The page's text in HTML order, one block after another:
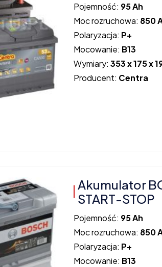
Pojemność: 95 Ah
Moc rozruchowa: 850
Polaryzacja: P+
Mocowanie: B13
Wymiary:353 x 175 x
Producent: Centra
Akumulator
START-STOP
Pojemność: 95 Ah
Moc rozruchowa: 850
Polaryzacja: P+
Mocowanie: B13